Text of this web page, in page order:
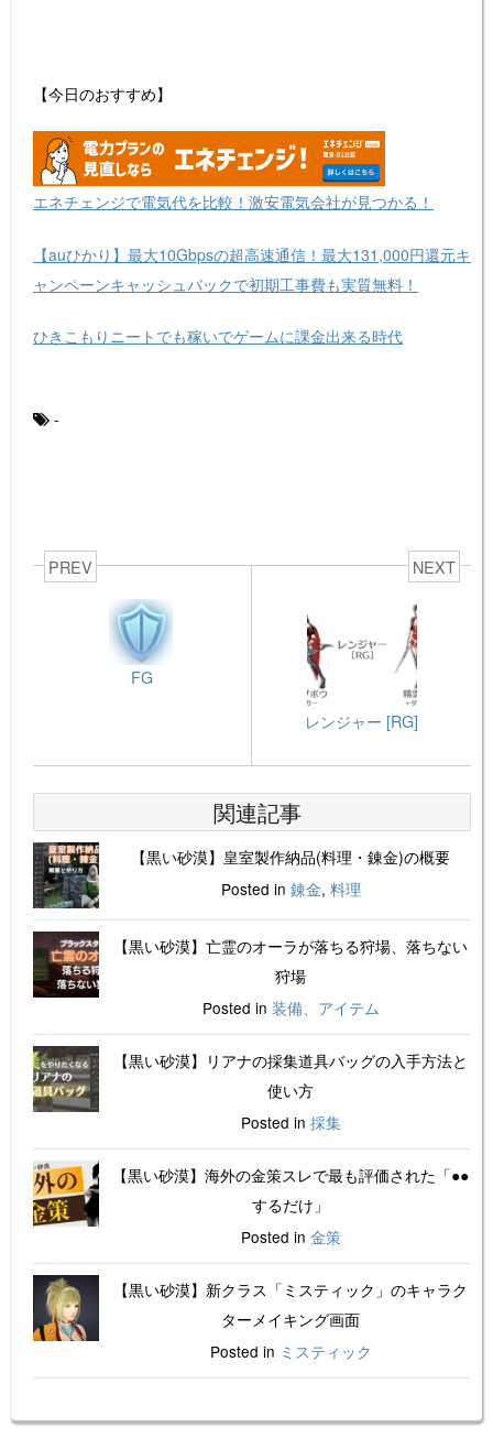
【今日のおすすめ】
エネチェンジで電気代を比較！激安電気会社が見つかる！
【auひかり】最大10Gbpsの超高速通信！最大131,000円還元キ
ャンペーンキャッシュバックで初期工事費も実質無料！
ひきこもりニートでも稼いでゲームに課金出来る時代
-
PREV
FG
NEXT
レンジャー [RG]
関連記事
【黒い砂漠】皇室製作納品(料理・錬金)の概要
Posted in 錬金, 料理
【黒い砂漠】亡霊のオーラが落ちる狩場、落ちない
狩場
Posted in 装備、アイテム
【黒い砂漠】リアナの採集道具バッグの入手方法と
使い方
Posted in 採集
【黒い砂漠】海外の金策スレで最も評価された「●●
するだけ」
Posted in 金策
【黒い砂漠】新クラス「ミスティック」のキャラク
ターメイキング画面
Posted in ミスティック